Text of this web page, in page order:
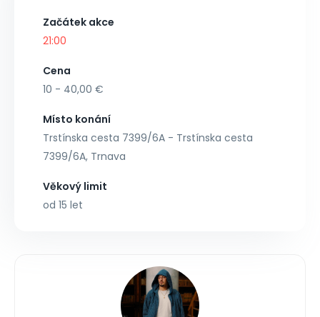
Začátek akce
21:00
Cena
10 - 40,00 €
Místo konání
Trstínska cesta 7399/6A - Trstínska cesta
7399/6A, Trnava
Věkový limit
od 15 let